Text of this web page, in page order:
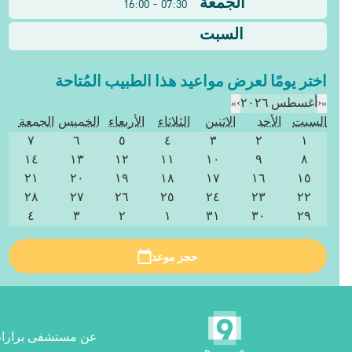
الجمعة
07:30 - 16:00
السبت
اختر يومًا لعرض مواعيد هذا الطبيب المُتاحة
«
‹أغسطس ٢٠٢٦ ›
»
السبت
الأحد الاثنين الثلاثاء الأربعاء الخميس الجمعة
١
٢ ٣ ٤ ٥ ٦
٧
٨
٩ ١٠ ١١ ١٢ ١٣
١٤
١٥
١٦ ١٧ ١٨ ١٩ ٢٠
٢١
٢٢
٢٣ ٢٤ ٢٥ ٢٦ ٢٧
٢٨
٢٩
٣٠ ٣١ ١ ٢ ٣ ٤
حجز موعد
عن مستشفى برارام